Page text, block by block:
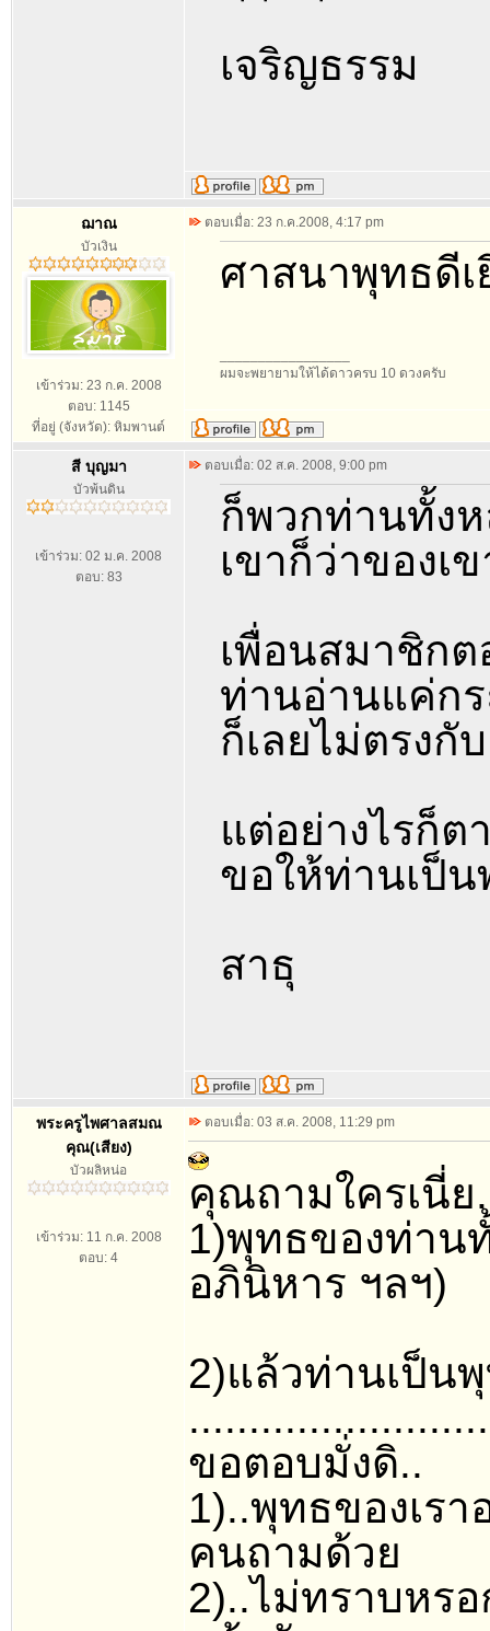
เจริญธรรม
ฌาณ
บัวเงิน
เข้าร่วม: 23 ก.ค. 2008
ตอบ: 1145
ที่อยู่ (จังหวัด): หิมพานต์
ตอบเมื่อ: 23 ก.ค.2008, 4:17 pm
ศาสนาพุทธดี
ผมจะพยายามให้ได้ดาวครบ 10 ดวงครับ
สี บุญมา
บัวพ้นดิน
เข้าร่วม: 02 ม.ค. 2008
ตอบ: 83
ตอบเมื่อ: 02 ส.ค. 2008, 9:00 pm
ก็พวกท่านทั้ง
เขาก็ว่าของเ
เพื่อนสมาชิก
ท่านอ่านแค่ก
ก็เลยไม่ตรงกั
แต่อย่างไรก็ต
ขอให้ท่านเป็
สาธุ
พระครูไพศาลสมณ
คุณ(เสียง)
บัวผลิหน่อ
เข้าร่วม: 11 ก.ค. 2008
ตอบ: 4
ตอบเมื่อ: 03 ส.ค. 2008, 11:29 pm
คุณถามใครเนี่ย
1)พุทธของท่าน
อภินิหาร ฯลฯ)
2)แล้วท่านเป็น
ขอตอบมั่งดิ..
1)..พุทธของเร
คนถามด้วย
2)..ไม่ทราบหร